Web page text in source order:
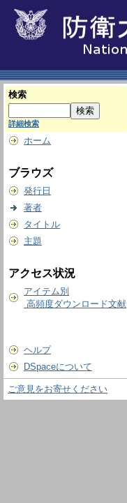
検索
詳細検索
ホーム
ブラウズ
発行日
著者
タイトル
主題
アクセス状況
アイテム別
高頻度ダウンロード文献
ヘルプ
DSpaceについて
ご意見をお寄せください